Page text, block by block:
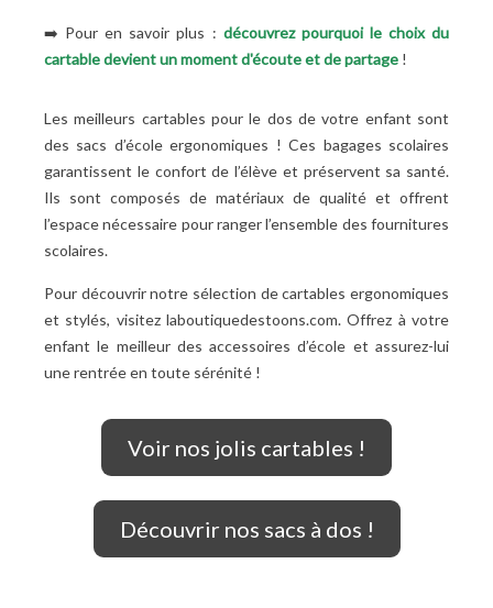
➡️ Pour en savoir plus : découvrez pourquoi le choix du
cartable devient un moment d'écoute et de partage !
Les meilleurs cartables pour le dos de votre enfant sont
des sacs d’école ergonomiques ! Ces bagages scolaires
garantissent le confort de l’élève et préservent sa santé.
Ils sont composés de matériaux de qualité et offrent
l’espace nécessaire pour ranger l’ensemble des fournitures
scolaires.
Pour découvrir notre sélection de cartables ergonomiques
et stylés, visitez laboutiquedestoons.com. Offrez à votre
enfant le meilleur des accessoires d’école et assurez-lui
une rentrée en toute sérénité !
Voir nos jolis cartables !
Découvrir nos sacs à dos !